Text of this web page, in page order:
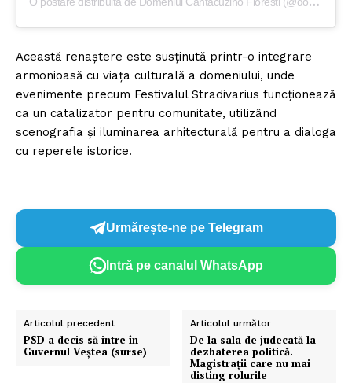
FREEDOM HOUSE ROMÂNIA
PRESShub
Contact
Această renaștere este susținută printr-o integrare
armonioasă cu viața culturală a domeniului, unde
evenimente precum Festivalul Stradivarius funcționează
ca un catalizator pentru comunitate, utilizând
scenografia și iluminarea arhitecturală pentru a dialoga
cu reperele istorice.
Urmărește-ne pe Telegram
Intră pe canalul WhatsApp
Articolul precedent
PSD a decis să intre în
Guvernul Veștea (surse)
Articolul următor
De la sala de judecată la
dezbaterea politică.
Magistrații care nu mai
disting rolurile